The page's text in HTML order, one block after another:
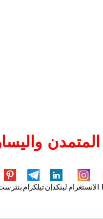
الانستغرام لينكدإنتيلكرام